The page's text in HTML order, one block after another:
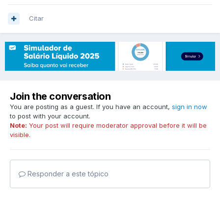
Citar
Join the conversation
You are posting as a guest. If you have an account, sign in now
to post with your account.
Note: Your post will require moderator approval before it will be
visible.
Responder a este tópico